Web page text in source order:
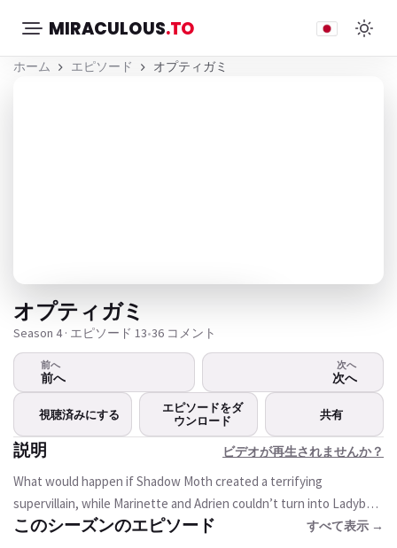
MIRACULOUS.TO
ホーム エピソード オプティガミ
ビデオが再生されませんか？
この動画は現在ご利用いただけま
オプティガミ
Season 4 · エピソード 13•36 コメント
前へ
前へ
次へ
次へ
視聴済みにする
エピソードをダ
ウンロード
共有
説明 ビデオが再生されませんか？
What would happen if Shadow Moth created a terrifying
supervillain, while Marinette and Adrien couldn’t turn into Ladybug
and Cat Noir?
このシーズンのエピソード すべて表示 →